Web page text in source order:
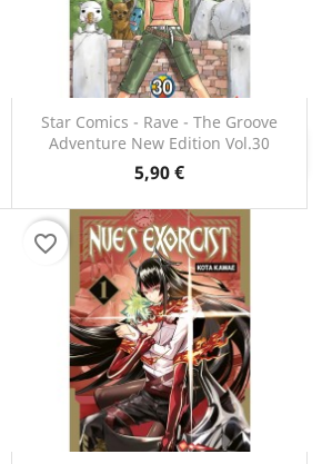
Star Comics - Rave - The Groove
Adventure New Edition Vol.30
5,90 €
 Anteprima
favorite_border